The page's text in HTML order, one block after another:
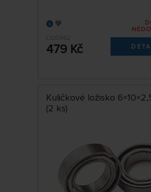
L120962
479 Kč
Kuličkové ložisko
(2 ks)